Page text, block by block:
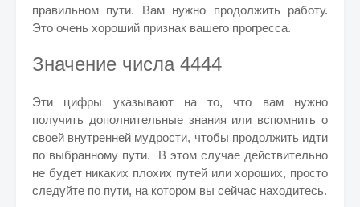
правильном пути. Вам нужно продолжить работу.
Это очень хороший признак вашего прогресса.
Значение числа 4444
Эти цифры указывают на то, что вам нужно
получить дополнительные знания или вспомнить о
своей внутренней мудрости, чтобы продолжить идти
по выбранному пути. В этом случае действительно
не будет никаких плохих путей или хороших, просто
следуйте по пути, на котором вы сейчас находитесь.